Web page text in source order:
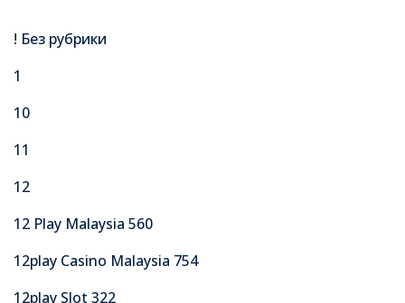
! Без рубрики
1
10
11
12
12 Play Malaysia 560
12play Casino Malaysia 754
12play Slot 322